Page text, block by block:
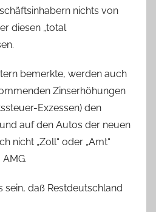
nichts von
diesen „total
bemerkte, werden auch
Zinserhöhungen
Exzessen) den
auf den Autos der neuen
nicht „Zoll“ oder „Amt“
sein, daß Restdeutschland